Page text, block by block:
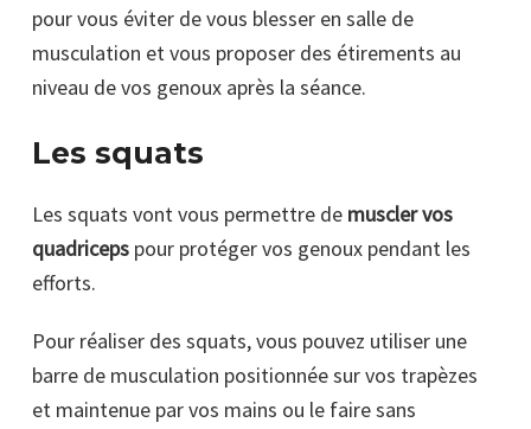
pour vous éviter de vous blesser en salle de
musculation et vous proposer des étirements au
niveau de vos genoux après la séance.
Les squats
Les squats vont vous permettre de muscler vos
quadriceps pour protéger vos genoux pendant les
efforts.
Pour réaliser des squats, vous pouvez utiliser une
barre de musculation positionnée sur vos trapèzes
et maintenue par vos mains ou le faire sans